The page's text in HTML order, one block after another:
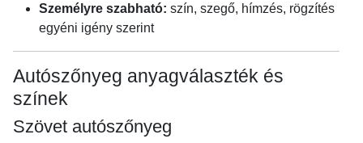
Személyre szabható: szín, szegő, hímzés, rögzítés
egyéni igény szerint
Autószőnyeg anyagválaszték és
színek
Szövet autószőnyeg